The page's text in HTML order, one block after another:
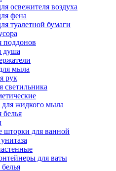
освежителя воздуха
фена
туалетной бумаги
поддонов
душа
мыла
рук
светильника
жидкого мыла
белья
шторки для ванной
для ваты